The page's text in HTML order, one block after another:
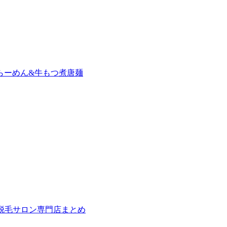
ーめん&牛もつ煮唐麺
毛サロン専門店まとめ